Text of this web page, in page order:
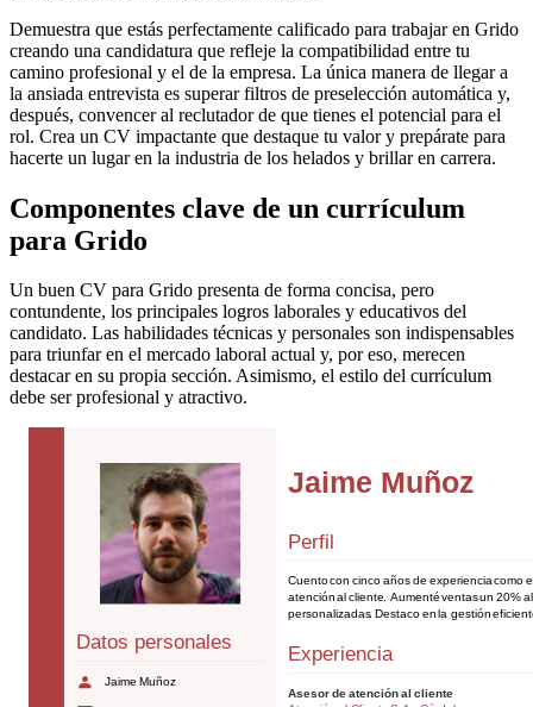
Demuestra que estás perfectamente calificado para trabajar en Grido
creando una candidatura que refleje la compatibilidad entre tu
camino profesional y el de la empresa. La única manera de llegar a
la ansiada entrevista es superar filtros de preselección automática y,
después, convencer al reclutador de que tienes el potencial para el
rol. Crea un CV impactante que destaque tu valor y prepárate para
hacerte un lugar en la industria de los helados y brillar en carrera.
Componentes clave de un currículum
para Grido
Un buen CV para Grido presenta de forma concisa, pero
contundente, los principales logros laborales y educativos del
candidato. Las habilidades técnicas y personales son indispensables
para triunfar en el mercado laboral actual y, por eso, merecen
destacar en su propia sección. Asimismo, el estilo del currículum
debe ser profesional y atractivo.